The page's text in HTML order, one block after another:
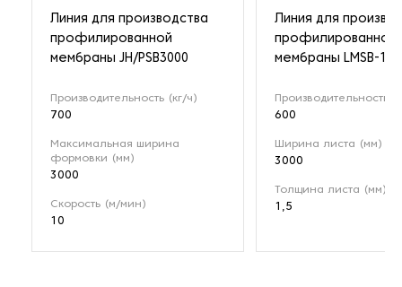
Линия для производства
профилированной
мембраны JH/PSB3000
Производительность (кг/ч)
700
Максимальная ширина
формовки (мм)
3000
Скорость (м/мин)
10
Линия для
профилированной
мембраны LMSB-
Производительность
600
Ширина листа (мм)
3000
Толщина листа (мм)
1,5